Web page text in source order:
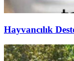
Hayvancılık